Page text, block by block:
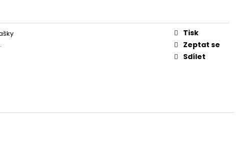
Tisk
Zeptat se
Sdílet